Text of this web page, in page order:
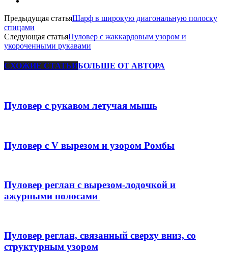
Предыдущая статьяШарф в широкую диагональную полоску
спицами
Следующая статьяПуловер с жаккардовым узором и
укороченными рукавами
СХОЖИЕ СТАТЬИБОЛЬШЕ ОТ АВТОРА
Пуловер с рукавом летучая мышь
Пуловер с V вырезом и узором Ромбы
Пуловер реглан с вырезом-лодочкой и
ажурными полосами
Пуловер реглан, связанный сверху вниз, со
структурным узором